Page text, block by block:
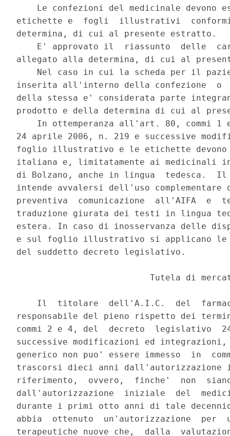
Le confezioni del medicinale devono
etichette e  fogli  illustrativi
determina, di cui al presente estratto.
E' approvato il  riassunto  delle
allegato alla determina, di cui al
Nel caso in cui la scheda per il
inserita all'interno della confezione  o
della stessa e' considerata parte
prodotto e della determina di cui al
In ottemperanza all'art. 80, commi 1
24 aprile 2006, n. 219 e successive
foglio illustrativo e le etichette
italiana e, limitatamente ai medicinali in
di Bolzano, anche in lingua  tedesca.
intende avvalersi dell'uso
preventiva  comunicazione  all'AIFA  e
traduzione giurata dei testi in lingua
estera. In caso di inosservanza delle
e sul foglio illustrativo si applicano
del suddetto decreto legislativo.
Tutela di
Il  titolare  dell'A.I.C.  del
responsabile del pieno rispetto dei
commi 2 e 4, del  decreto  legislativo
successive modificazioni ed
generico non puo' essere immesso  in
trascorsi dieci anni
riferimento,  ovvero,  finche'  non
dall'autorizzazione  iniziale  del
durante i primi otto anni di tale
abbia  ottenuto  un'autorizzazione
terapeutiche nuove che,  dalla